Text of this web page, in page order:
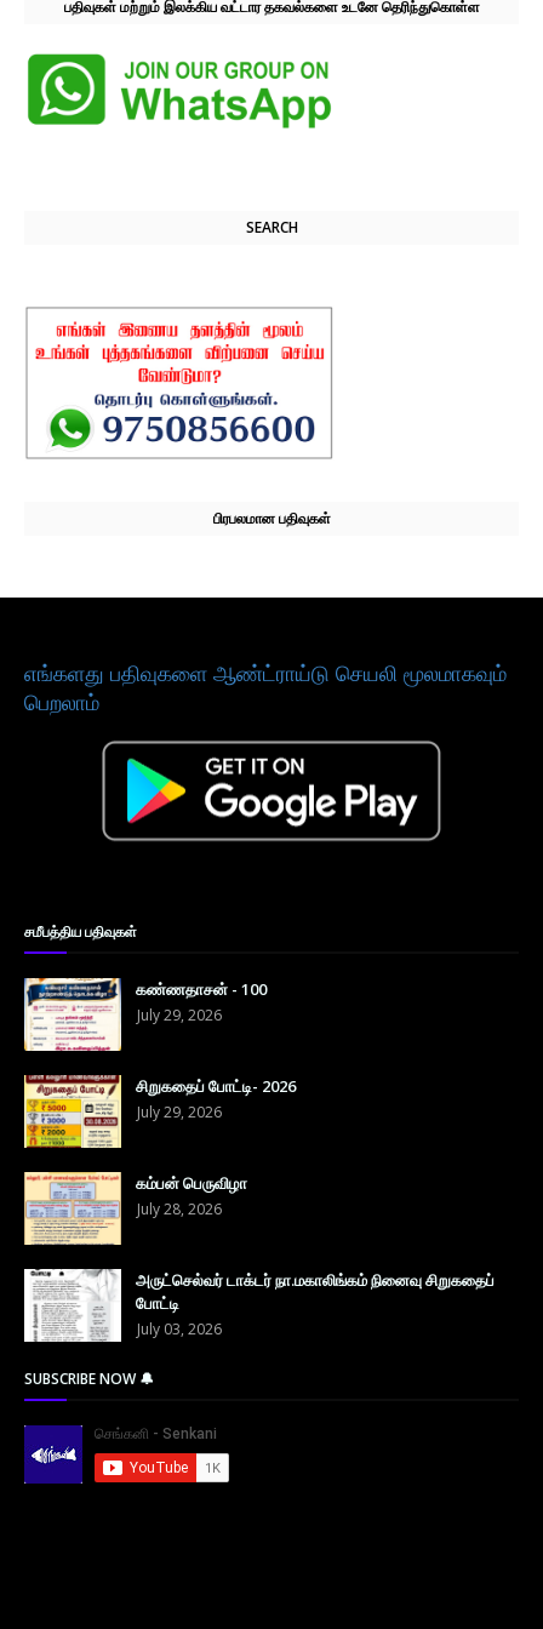
பதிவுகள் மற்றும் இலக்கிய வட்டார தகவல்களை உடனே தெரிந்துகொள்ள
SEARCH
பிரபலமான பதிவுகள்
எங்களது பதிவுகளை ஆண்ட்ராய்டு செயலி மூலமாகவும்
பெறலாம்
சமீபத்திய பதிவுகள்
கண்ணதாசன் - 100
July 29, 2026
சிறுகதைப் போட்டி- 2026
July 29, 2026
கம்பன் பெருவிழா
July 28, 2026
அருட்செல்வர் டாக்டர் நா.மகாலிங்கம் நினைவு சிறுகதைப்
போட்டி
July 03, 2026
SUBSCRIBE NOW 🔔